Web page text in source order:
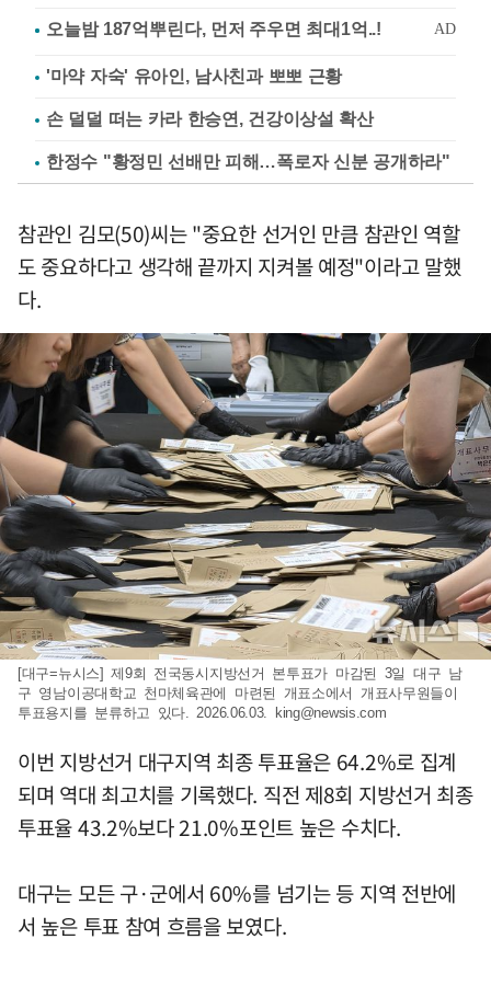
'마약 자숙' 유아인, 남사친과 뽀뽀 근황
손 덜덜 떠는 카라 한승연, 건강이상설 확산
한정수 "황정민 선배만 피해…폭로자 신분 공개하라"
참관인 김모(50)씨는 "중요한 선거인 만큼 참관인 역할
도 중요하다고 생각해 끝까지 지켜볼 예정"이라고 말했
다.
[대구=뉴시스] 제9회 전국동시지방선거 본투표가 마감된 3일 대구 남
구 영남이공대학교 천마체육관에 마련된 개표소에서 개표사무원들이
투표용지를 분류하고 있다. 2026.06.03.
king@newsis.com
이번 지방선거 대구지역 최종 투표율은 64.2%로 집계
되며 역대 최고치를 기록했다. 직전 제8회 지방선거 최종
투표율 43.2%보다 21.0%포인트 높은 수치다.
대구는 모든 구·군에서 60%를 넘기는 등 지역 전반에
서 높은 투표 참여 흐름을 보였다.